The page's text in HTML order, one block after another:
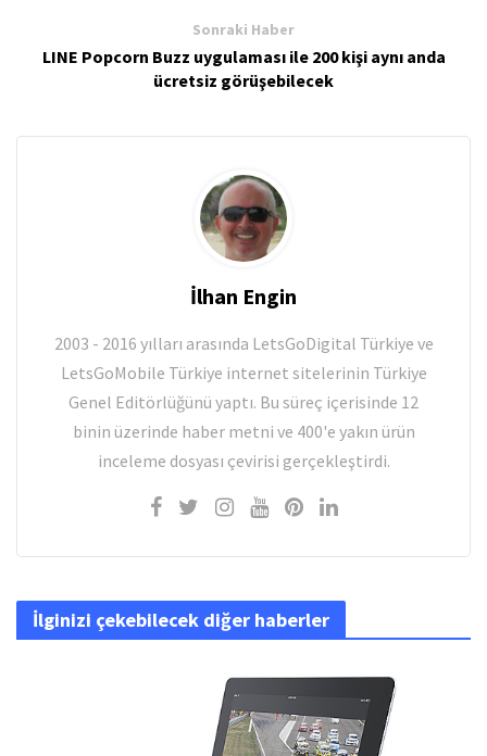
Sonraki Haber
LINE Popcorn Buzz uygulaması ile 200 kişi aynı anda
ücretsiz görüşebilecek
İlhan Engin
2003 - 2016 yılları arasında LetsGoDigital Türkiye ve
LetsGoMobile Türkiye internet sitelerinin Türkiye
Genel Editörlüğünü yaptı. Bu süreç içerisinde 12
binin üzerinde haber metni ve 400'e yakın ürün
inceleme dosyası çevirisi gerçekleştirdi.
İlginizi çekebilecek diğer haberler